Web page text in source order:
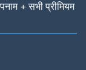
+ सभी प्रीमियम